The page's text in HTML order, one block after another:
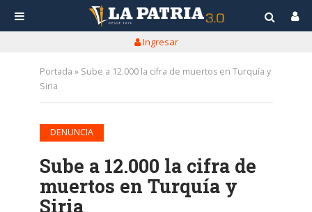
Ingresar
Portada » Sube a 12.000 la cifra de muertos en Turquía y
Siria
DENUNCIA
Sube a 12.000 la cifra de
muertos en Turquía y
Siria